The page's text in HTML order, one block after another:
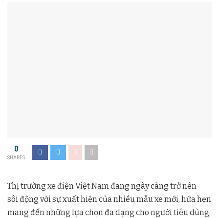
0
SHARES
Thị trường xe điện Việt Nam đang ngày càng trở nên
sôi động với sự xuất hiện của nhiều mẫu xe mới, hứa hẹn
mang đến những lựa chọn đa dạng cho người tiêu dùng.